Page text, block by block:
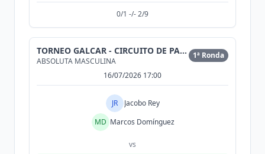
0/1 -/- 2/9
TORNEO GALCAR - CIRCUITO DE PADEL DE CONCESIONARIO
ABSOLUTA MASCULINA
1ª Ronda
16/07/2026 17:00
JR
Jacobo Rey
MD Marcos Domínguez
vs